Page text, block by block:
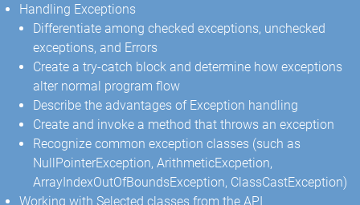
Handling Exceptions
Differentiate among checked exceptions, unchecked
exceptions, and Errors
Create a try-catch block and determine how exceptions
alter normal program flow
Describe the advantages of Exception handling
Create and invoke a method that throws an exception
Recognize common exception classes (such as
NullPointerException, ArithmeticExcpetion,
ArrayIndexOutOfBoundsException, ClassCastException)
Working with Selected classes from the API